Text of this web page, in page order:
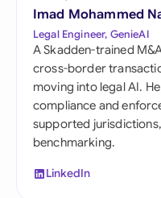
Imad Mohammed
Legal Engineer, GenieAI
A Skadden-trained
cross-border
moving into legal AI.
compliance and
supported
benchmarking.
LinkedIn